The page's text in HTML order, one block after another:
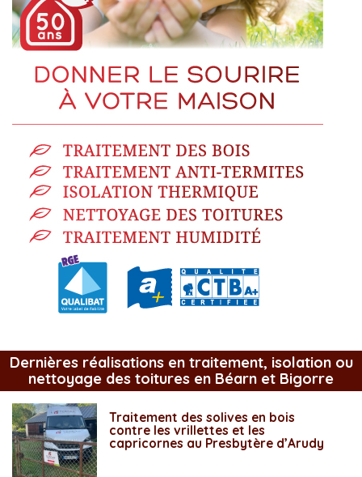
Dernières réalisations en traitement, isolation ou
nettoyage des toitures en Béarn et Bigorre
Traitement des solives en bois
contre les vrillettes et les
capricornes au Presbytère d’Arudy